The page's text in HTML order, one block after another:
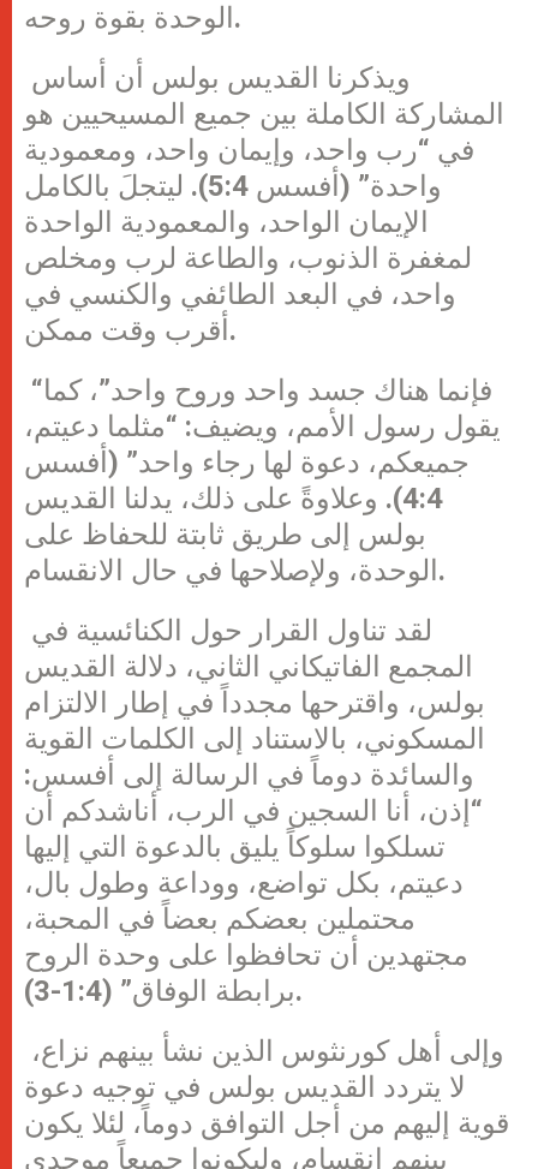
الوحدة بقوة روحه.
المشاركة الكاملة بين جميع المسيحيين هو
في “رب واحد، وإيمان واحد، ومعمودية
واحدة” (أفسس 5:4). ليتجلَ بالكامل
الإيمان الواحد، والمعمودية الواحدة
لمغفرة الذنوب، والطاعة لرب ومخلص
واحد، في البعد الطائفي والكنسي في
أقرب وقت ممكن.
“فإنما هناك جسد واحد وروح واحد”، كما
يقول رسول الأمم، ويضيف: “مثلما دعيتم،
جميعكم، دعوة لها رجاء واحد” (أفسس
4:4). وعلاوةً على ذلك، يدلنا القديس
بولس إلى طريق ثابتة للحفاظ على
الوحدة، ولإصلاحها في حال الانقسام.
المجمع الفاتيكاني الثاني، دلالة القديس
بولس، واقترحها مجدداً في إطار الالتزام
المسكوني، بالاستناد إلى الكلمات القوية
والسائدة دوماً في الرسالة إلى أفسس:
“إذن، أنا السجين في الرب، أناشدكم أن
تسلكوا سلوكاً يليق بالدعوة التي إليها
دعيتم، بكل تواضع، ووداعة وطول بال،
محتملين بعضكم بعضاً في المحبة،
مجتهدين أن تحافظوا على وحدة الروح
برابطة الوفاق” (1:4-3).
لا يتردد القديس بولس في توجيه دعوة
قوية إليهم من أجل التوافق دوماً، لئلا يكون
بينهم انقسام، وليكونوا جميعاً موحدي